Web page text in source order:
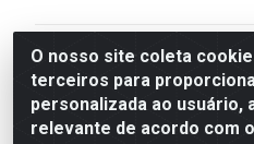
O nosso site coleta
terceiros para
personalizada ao usuário,
relevante de acordo com
Edn Utilidades Domésticas
LTDA - R. Edmundo Pinto da
Res. Luiza Monteiro,